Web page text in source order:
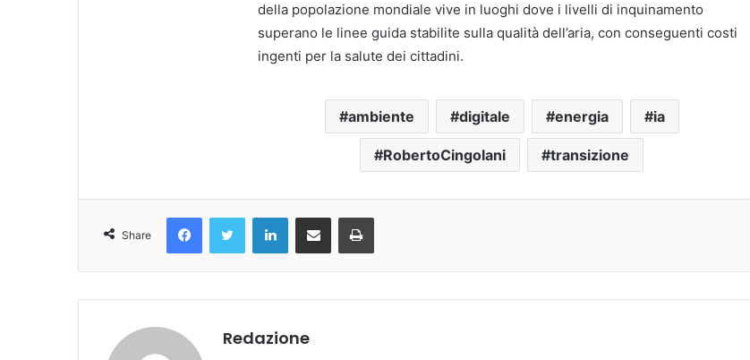
della popolazione mondiale vive in luoghi dove i livelli di inquinamento
superano le linee guida stabilite sulla qualità dell’aria, con conseguenti costi
ingenti per la salute dei cittadini.
ambiente digitale energia ia
RobertoCingolani transizione
Share
Redazione